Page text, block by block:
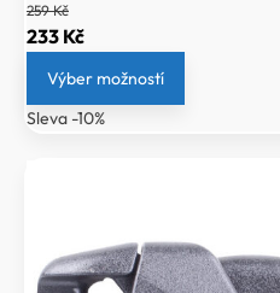
259Kč
Původní
cena
byla:
259 Kč.
233 KčAktuální
cena
233 Kč.
Výber možností
Sleva -10%